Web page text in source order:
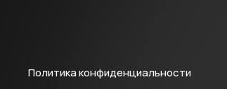
Политика конфиденциальности